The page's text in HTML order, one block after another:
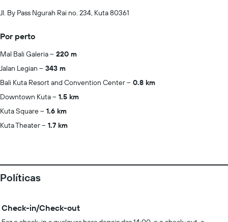
Jl. By Pass Ngurah Rai no. 234, Kuta 80361
Por perto
Mal Bali Galeria
220 m
Jalan Legian
343 m
Bali Kuta Resort and Convention Center
0.8 km
Downtown Kuta
1.5 km
Kuta Square
1.6 km
Kuta Theater
1.7 km
Políticas
Check-in/Check-out